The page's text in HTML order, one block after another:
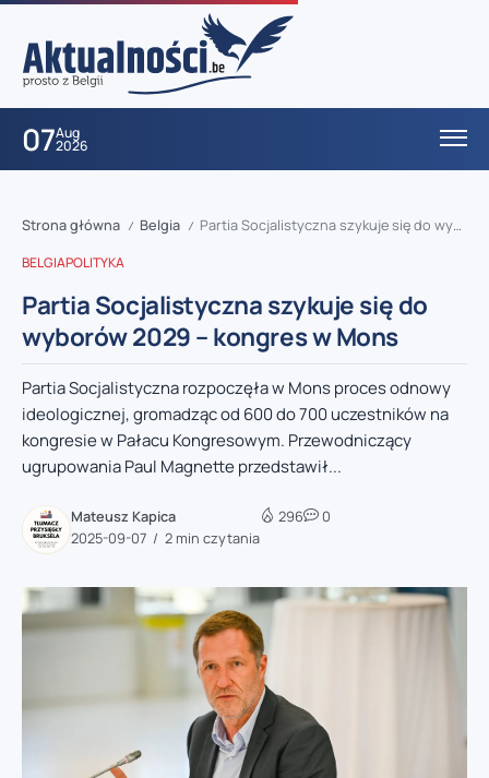
07Aug
2026
Strona główna / Belgia / Partia Socjalistyczna szykuje się do wyborów 2029 – kongres w Mons
BELGIAPOLITYKA
Partia Socjalistyczna szykuje się do
wyborów 2029 – kongres w Mons
Partia Socjalistyczna rozpoczęła w Mons proces odnowy
ideologicznej, gromadząc od 600 do 700 uczestników na
kongresie w Pałacu Kongresowym. Przewodniczący
ugrupowania Paul Magnette przedstawił...
Mateusz Kapica
2025-09-07
2 min czytania
296 0